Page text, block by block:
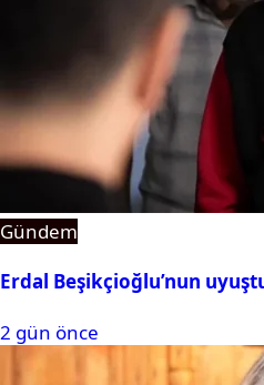
Gündem
Erdal Beşikçioğlu’nun
2 gün önce